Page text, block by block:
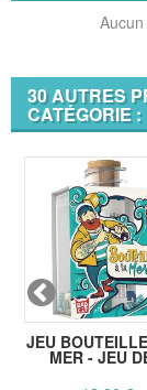
30 AUTRES
CATÉGORIE :
JEU
MER - JEU